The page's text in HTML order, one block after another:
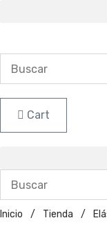
Cart
Inicio / Tienda /